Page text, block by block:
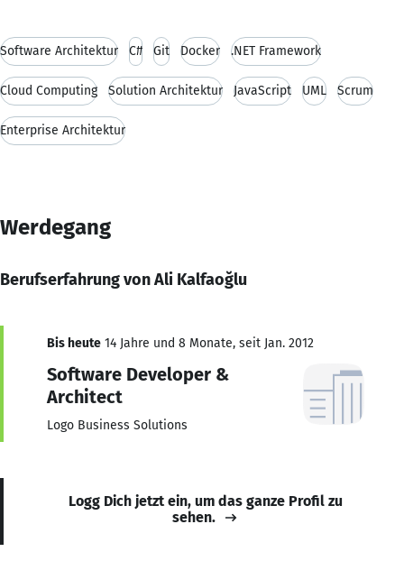
Software Architektur C# Git Docker .NET Framework
Cloud Computing Solution Architektur JavaScript UML Scrum
Enterprise Architektur
Werdegang
Berufserfahrung von Ali Kalfaoğlu
Bis heute 14 Jahre und 8 Monate, seit Jan. 2012
Software Developer &
Architect
Logo Business Solutions
Logg Dich jetzt ein, um das ganze Profil zu
sehen.